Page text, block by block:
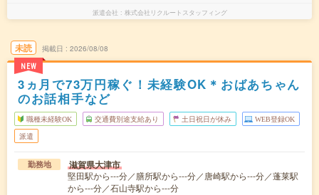
派遣会社 株式会社リクルートスタッフィング
未読
NEW
掲載日 2026/08/08
3ヵ月で73万円稼ぐ！未経験OK＊おばあちゃん
のお話相手など
職種未経験OK 交通費別途支給あり 土日祝日が休み WEB登録OK
派遣
勤務地 滋賀県大津市
堅田駅から---分／膳所駅から---分／唐崎駅から---分／蓬莱駅
から---分／石山寺駅から---分